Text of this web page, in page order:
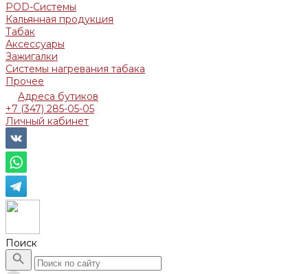
POD-Системы
Кальянная продукция
Табак
Аксессуары
Зажигалки
Системы нагревания табака
Прочее
Адреса бутиков
+7 (347) 285-05-05
Личный кабинет
Поиск